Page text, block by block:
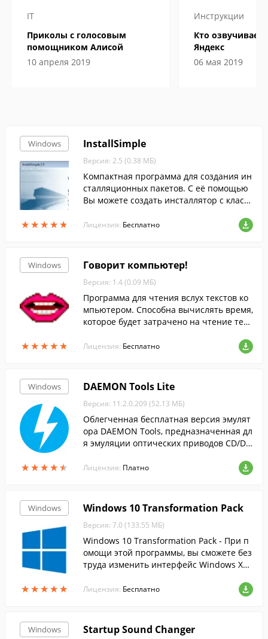
IT
Приколы с голосовым
помощником Алисой
10 апреля 2019
Инструкции
Кто озвучивает
Яндекс
06 мая 2019
Windows
★★★★★
★★★★★
InstallSimple
Версия: 2.5 (0.38 МБ)
Компактная программа для создания ин
сталляционных пакетов. С её помощью
Вы можете создать инсталлятор с класс
унды.
Лицензия: Бесплатно
Windows
★★★★★
★★★★★
Говорит компьютер!
Версия: 1.4 (0.09 МБ)
Программа для чтения вслух текстов ко
мпьютером. Способна вычислять время,
которое будет затрачено на чтение текс
ия.
Лицензия: Бесплатно
Windows
★★★★★
★★★★★
DAEMON Tools Lite
Версия: 11.2.0.209 (52.13 МБ)
Облегченная бесплатная версия эмулят
ора DAEMON Tools, предназначенная дл
я эмуляции оптических приводов CD/DV
Лицензия: Платно
Windows
★★★★★
★★★★★
Windows 10 Transformation Pack
Версия: 7.0 (133.55 МБ)
Windows 10 Transformation Pack - При п
омощи этой программы, вы сможете без
труда изменить интерфейс Windows XP,
нтерфейс десятки.
Лицензия: Бесплатно
Windows Startup Sound Changer